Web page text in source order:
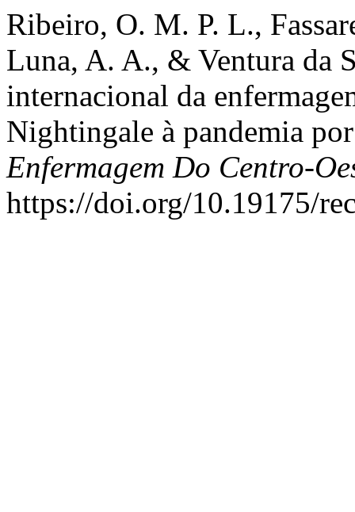
Ribeiro, O. M. P. L.,
Luna, A. A., & Ventura da
internacional da
Nightingale à pandemia
Enfermagem Do Centro-
https://doi.org/10.19175/